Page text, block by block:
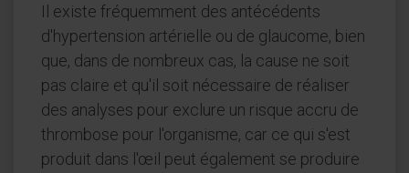
Il existe fréquemment des antécédents
d'hypertension artérielle ou de glaucome, bien
que, dans de nombreux cas, la cause ne soit
pas claire et qu'il soit nécessaire de réaliser
des analyses pour exclure un risque accru de
thrombose pour l'organisme, car ce qui s'est
produit dans l'œil peut également se produire